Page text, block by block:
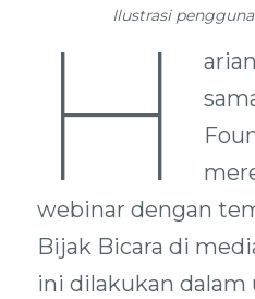
Ilustrasi
H
webinar dengan
Bijak Bicara di
ini dilakukan dalam